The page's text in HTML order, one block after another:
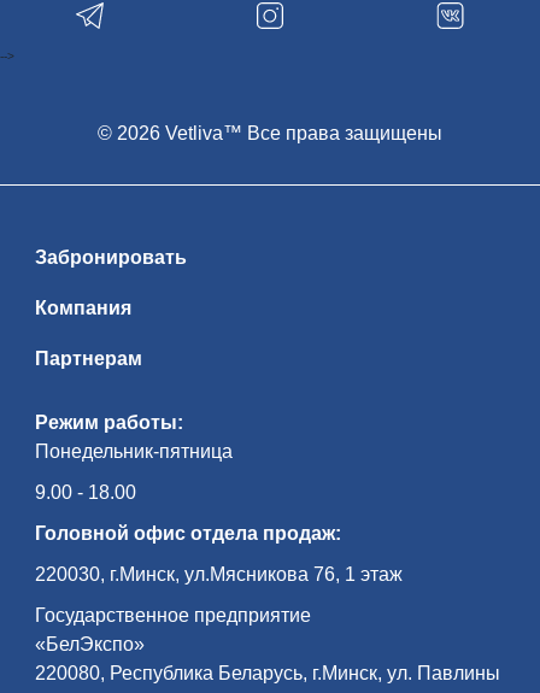
Режим работы:
Понедельник-пятница
9.00 - 18.00
Головной офис отдела продаж:
220030, г.Минск, ул.Мясникова 76, 1 этаж
Государственное предприятие
«БелЭкспо»
220080, Республика Беларусь, г.Минск, ул. Павлины
Забронировать
Компания
Партнерам
© 2026 Vetliva™ Все права защищены
-->